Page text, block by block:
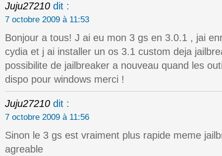
Juju27210 dit :
7 octobre 2009 à 11:53
Bonjour a tous! J ai eu mon 3 gs en 3.0.1 , jai
cydia et j ai installer un os 3.1 custom deja
possibilite de jailbreaker a nouveau quand les
dispo pour windows merci !
Juju27210 dit :
7 octobre 2009 à 11:56
Sinon le 3 gs est vraiment plus rapide meme
agreable